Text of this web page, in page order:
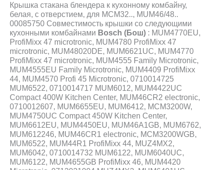
Крышка стакана блендера к кухонному комбайну,
белая, с отверстием, для MCM32.., MUM46/48..
00085750 Совместимость крышки со следующими
кухонными комбайнами Bosch (Бош) : MUM4770EU,
ProfiMixx 47 microtronic, MUM4780 ProfiMixx 47
microtronic, MUM48020DE, MUM6621UC, MUM4770
ProfiMixx 47 microtronic, MUM4555 Family Microtronic,
MUM4555EU Family Microtronic, MUM4409 ProfiMixx
44, MUM4570 Profi 45 Microtronic, 0710014725
MUM6522, 0710014717 MUM6012, MUM4422UC
Compact 400W Kitchen Center, MUM46CR2 electronic,
0710012607, MUM6655EU, MUM6412, MCM3200W,
MUM4750UC Compact 450W Kitchen Center,
MUM6612EU, MUM4450EU, MUM46A1GB, MUM6762,
MUM612246, MUM46CR1 electronic, MCM3200WGB,
MUM6522, MUM44R1 ProfiMixx 44, MUZ4MX2,
MUM6042, 0710014732 MUM6122, MUM6040UC,
MUM6122, MUM4655GB ProfiMixx 46, MUM4420